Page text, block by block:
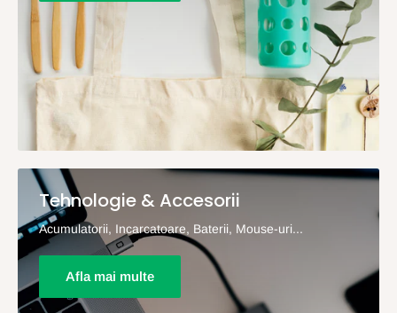
Tehnologie & Accesorii
Acumulatorii, Incarcatoare, Baterii, Mouse-uri...
Afla mai multe